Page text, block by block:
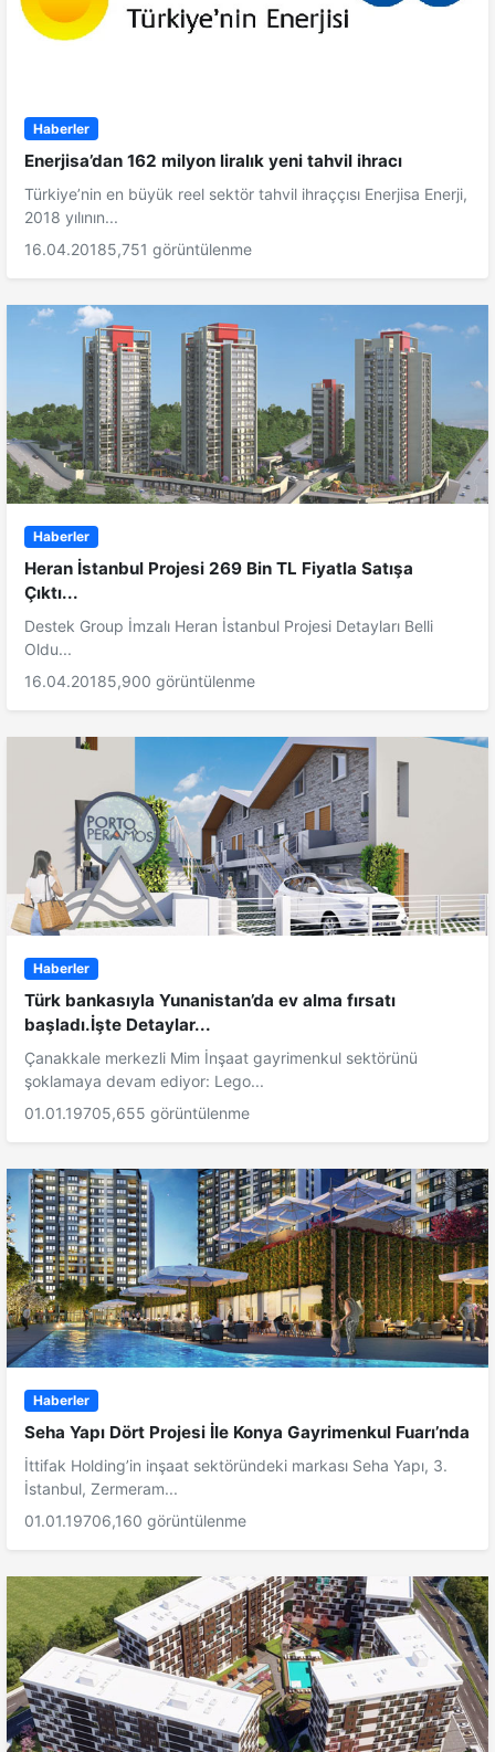
Haberler
Enerjisa’dan 162 milyon liralık yeni tahvil ihracı
Türkiye’nin en büyük reel sektör tahvil ihraççısı Enerjisa Enerji,
2018 yılının...
16.04.20185,751 görüntülenme
Haberler
Heran İstanbul Projesi 269 Bin TL Fiyatla Satışa
Çıktı...
Destek Group İmzalı Heran İstanbul Projesi Detayları Belli
Oldu...
16.04.20185,900 görüntülenme
Haberler
Türk bankasıyla Yunanistan’da ev alma fırsatı
başladı.İşte Detaylar...
Çanakkale merkezli Mim İnşaat gayrimenkul sektörünü
şoklamaya devam ediyor: Lego...
01.01.19705,655 görüntülenme
Haberler
Seha Yapı Dört Projesi İle Konya Gayrimenkul Fuarı’nda
İttifak Holding’in inşaat sektöründeki markası Seha Yapı, 3.
İstanbul, Zermeram...
01.01.19706,160 görüntülenme